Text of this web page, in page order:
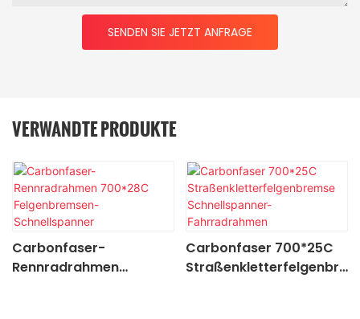
SENDEN SIE JETZT ANFRAGE
VERWANDTE PRODUKTE
Carbonfaser-
Rennradrahmen
Carbonfaser 700*25C
Straßenkletterfelgenbre